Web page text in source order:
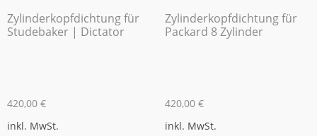
Zylinderkopfdichtung für
Studebaker | Dictator
420,00 €
inkl. MwSt.
Zylinderkopfdichtung für
Packard 8 Zylinder
420,00 €
inkl. MwSt.